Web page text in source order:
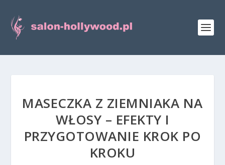
MASECZKA Z ZIEMNIAKA NA
WŁOSY – EFEKTY I
PRZYGOTOWANIE KROK PO
KROKU